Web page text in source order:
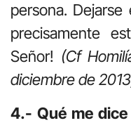
persona.
precisamente
Señor! (Cf
diciembre de
4.- Qué me